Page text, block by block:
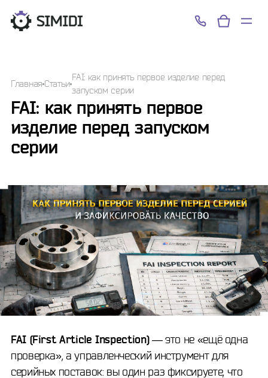
Главная Статьи
FAI: как принять первое изделие перед
запуском серии
FAI: как принять первое
изделие перед запуском
серии
FAI (First Article Inspection)— это не «ещё одна
проверка», а управленческий инструмент для
серийных поставок: вы один раз фиксируете, что